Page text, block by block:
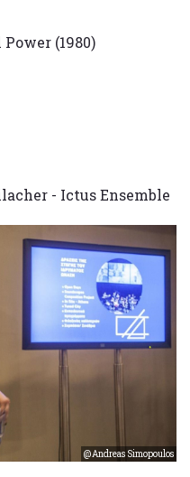
(1980)
- Ictus Ensemble
@Andreas Simopoulos